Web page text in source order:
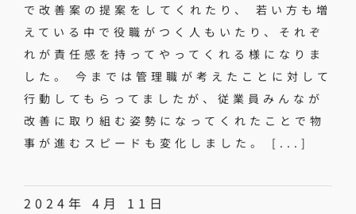
で改善案の提案をしてくれたり、 若い方も増
えている中で役職がつく人もいたり、それぞ
れが責任感を持ってやってくれる様になりま
した。 今までは管理職が考えたことに対して
行動してもらってましたが、従業員みんなが
改善に取り組む姿勢になってくれたことで物
事が進むスピードも変化しました。 [...]
2024年 4月 11日